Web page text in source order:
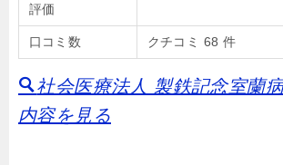
評価
口コミ数 クチコミ 68 件
社会医療法人 製鉄記念室蘭
内容を見る